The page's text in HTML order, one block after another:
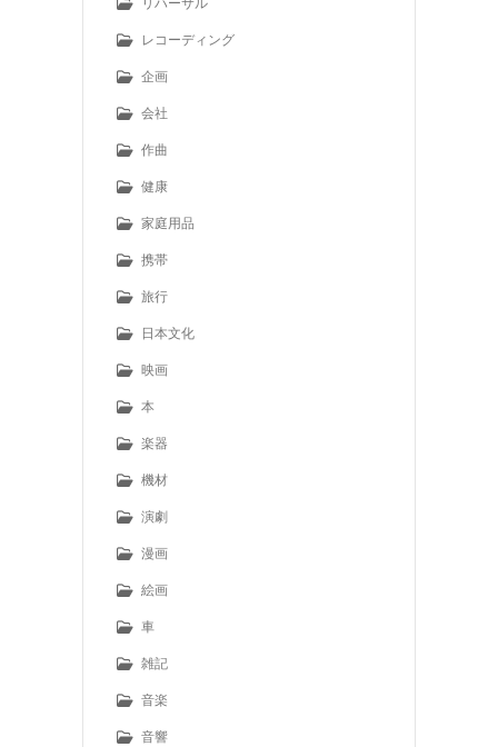
レコーディング
企画
会社
作曲
健康
家庭用品
携帯
旅行
日本文化
映画
本
楽器
機材
演劇
漫画
絵画
車
雑記
音楽
音響